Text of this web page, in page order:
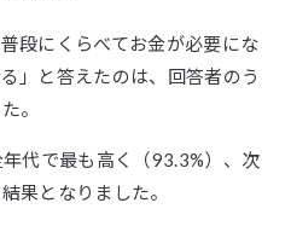
段にくらべてお金が必要にな
」と答えたのは、回答者のう
。
代で最も高く（93.3%）、次
果となりました。